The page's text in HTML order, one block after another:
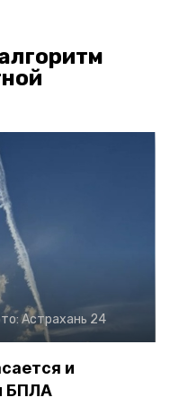
Астрахань 24
и
БПЛА